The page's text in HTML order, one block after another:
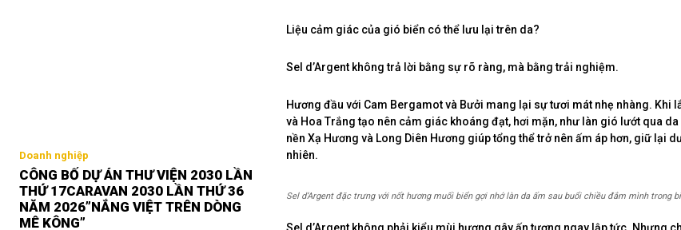
Doanh nghiệp
CÔNG BỐ DỰ ÁN THƯ VIỆN 2030 LẦN
THỨ 17CARAVAN 2030 LẦN THỨ 36
NĂM 2026”NẮNG VIỆT TRÊN DÒNG
MÊ KÔNG”
Liệu cảm giác của gió biển có thể lưu lại trên da?
Sel d’Argent không trả lời bằng sự rõ ràng, mà bằng trải nghiệm.
Hương đầu với Cam Bergamot và Bưởi mang lại sự tươi mát nhẹ nhàng. Khi
và Hoa Trắng tạo nên cảm giác khoáng đạt, hơi mặn, như làn gió lướt qua
nền Xạ Hương và Long Diên Hương giúp tổng thể trở nên ấm áp hơn, giữ lại
nhiên.
Sel d’Argent đặc trưng với nốt hương muối biển gợi nhớ làn da ấm sau buổi chiều đắm mình trong